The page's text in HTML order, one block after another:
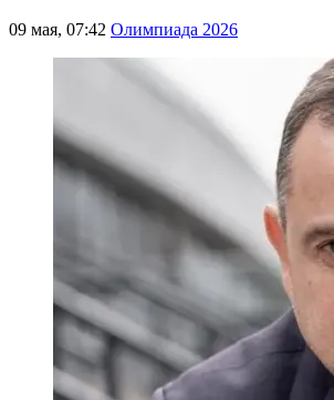
09 мая, 07:42 Олимпиада 2026